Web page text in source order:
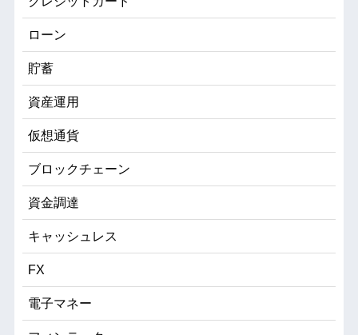
ローン
貯蓄
資産運用
仮想通貨
ブロックチェーン
資金調達
キャッシュレス
FX
電子マネー